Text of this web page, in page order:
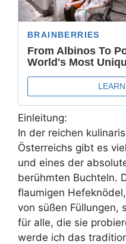
Einleitung:
In der reichen
Österreichs gibt es
und eines der
berühmten Buchteln.
flaumigen
von süßen Füllungen,
für alle, die sie
werde ich das